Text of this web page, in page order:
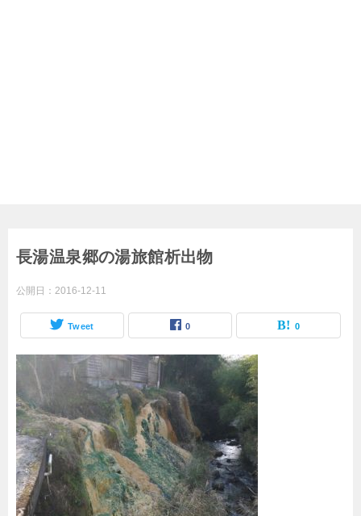
長湯温泉郷の湯旅館析出物
公開日： 2016-12-11
Tweet 0 0